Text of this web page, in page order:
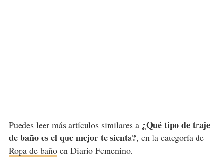
Puedes leer más artículos similares a ¿Qué tipo de traje
de baño es el que mejor te sienta?, en la categoría de
Ropa de bañoen Diario Femenino.